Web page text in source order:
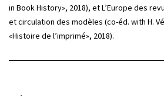
in Book History», 2018), et L’Europe des
et circulation des modèles (co-éd. with H.
«Histoire de l’imprimé», 2018).